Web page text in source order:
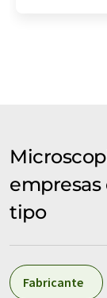
tipo
Fabricante